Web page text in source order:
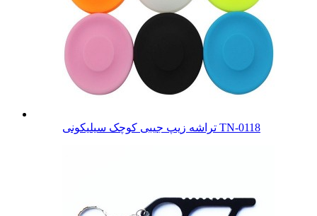
تراشه زیپ جیبی کوچک سیلیکونی TN-0118